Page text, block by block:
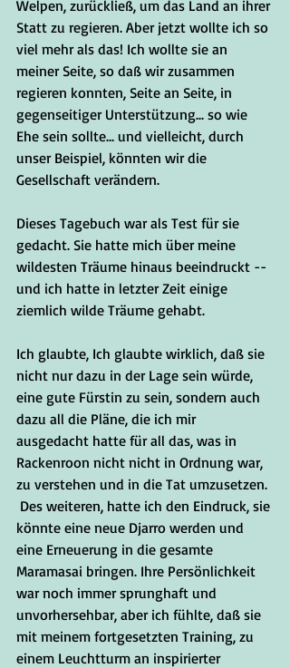
Welpen, zurückließ, um das Land an ihrer
Statt zu regieren. Aber jetzt wollte ich so
viel mehr als das! Ich wollte sie an
meiner Seite, so daß wir zusammen
regieren konnten, Seite an Seite, in
gegenseitiger Unterstützung... so wie
Ehe sein sollte... und vielleicht, durch
unser Beispiel, könnten wir die
Gesellschaft verändern.
Dieses Tagebuch war als Test für sie
gedacht. Sie hatte mich über meine
wildesten Träume hinaus beeindruckt --
und ich hatte in letzter Zeit einige
ziemlich wilde Träume gehabt.
Ich glaubte, Ich glaubte wirklich, daß sie
nicht nur dazu in der Lage sein würde,
eine gute Fürstin zu sein, sondern auch
dazu all die Pläne, die ich mir
ausgedacht hatte für all das, was in
Rackenroon nicht nicht in Ordnung war,
zu verstehen und in die Tat umzusetzen.
Des weiteren, hatte ich den Eindruck, sie
könnte eine neue Djarro werden und
eine Erneuerung in die gesamte
Maramasai bringen. Ihre Persönlichkeit
war noch immer sprunghaft und
unvorhersehbar, aber ich fühlte, daß sie
mit meinem fortgesetzten Training, zu
einem Leuchtturm an inspirierter